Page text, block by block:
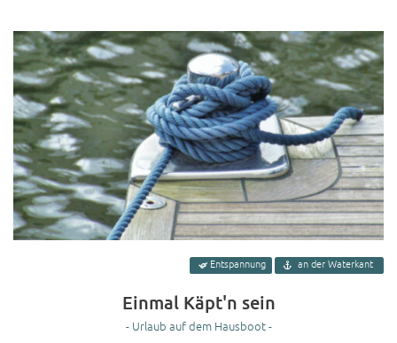
Entspannung an der Waterkant
Einmal Käpt'n sein
- Urlaub auf dem Hausboot -